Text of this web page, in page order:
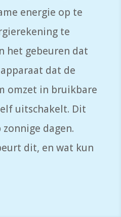
energie op te
te
het gebeuren dat
dat de
omzet in bruikbare
uitschakelt. Dit
dagen.
dit, en wat kun